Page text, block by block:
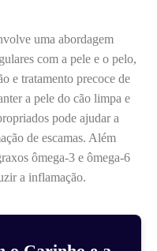
uma abordagem
com a pele e o pelo,
e tratamento precoce de
a pele do cão limpa e
pode ajudar a
de escamas. Além
ômega-3 e ômega-6
a inflamação.